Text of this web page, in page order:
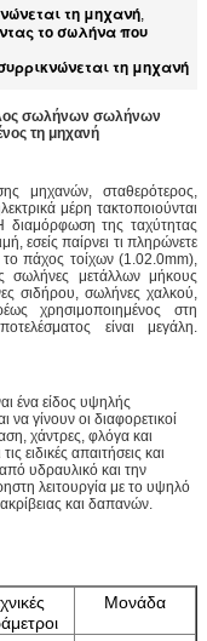
τη μηχανή,
το σωλήνα που
τη μηχανή
σωλήνων σωλήνων
τη μηχανή
μηχανών, σταθερότερος,
μέρη τακτοποιούνται
διαμόρφωση της ταχύτητας
εσείς παίρνει τι πληρώνετε
το πάχος τοίχων (1.02.0mm),
σωλήνες μετάλλων μήκους
σιδήρου, σωλήνες χαλκού,
χρησιμοποιημένος στη
είναι μεγάλη.
ένα είδος υψηλής
γίνουν οι διαφορετικοί
χάντρες, φλόγα και
ειδικές απαιτήσεις και
από υδραυλικό και την
λειτουργία με το υψηλό
και δαπανών.
Μονάδα